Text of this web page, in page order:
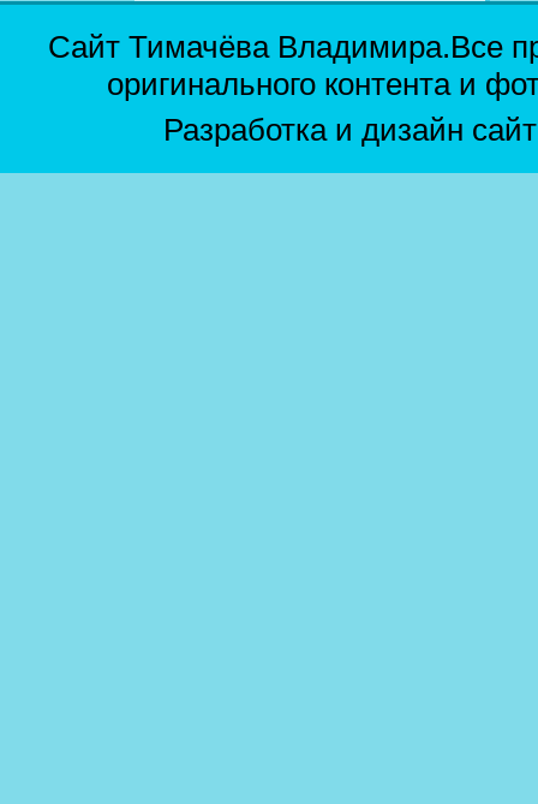
Сайт Тимачёва Владимира.Все
оригинального контента и
Разработка и дизайн